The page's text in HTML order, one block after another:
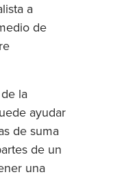
a
de
la
ayudar
de suma
de un
una